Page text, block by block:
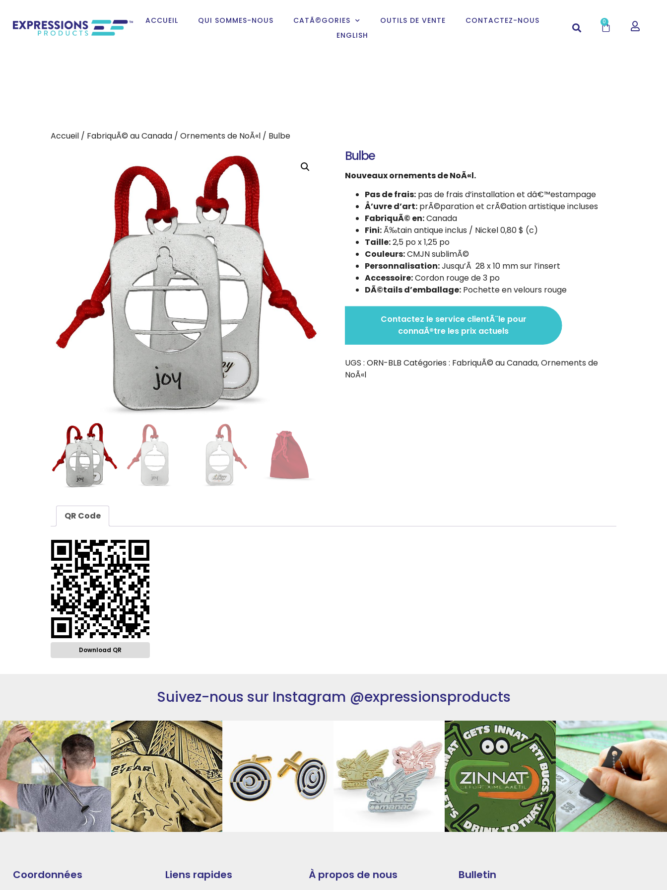
ACCUEIL QUI SOMMES-NOUS CATÃ©GORIES OUTILS DE VENTE
CONTACTEZ-NOUS
ENGLISH
0
Accueil / FabriquÃ© au Canada / Ornements de NoÃ«l / Bulbe
Bulbe
Nouveaux ornements de NoÃ«l.
Pas de frais:pas de frais d’installation et dâ€™estampage
Å’uvre d’art:prÃ©paration et crÃ©ation artistique incluses
FabriquÃ© en:Canada
Fini:Ã‰tain antique inclus / Nickel 0,80 $ (c)
Taille:2,5 po x 1,25 po
Couleurs:CMJN sublimÃ©
Personnalisation:Jusqu’Ã 28 x 10 mm sur l’insert
Accessoire:Cordon rouge de 3 po
DÃ©tails d’emballage:Pochette en velours rouge
Contactez le service clientÃ¨le pour
connaÃ®tre les prix actuels
UGS : ORN-BLB Catégories : FabriquÃ© au Canada,Ornements de
NoÃ«l
QR Code
Download QR
Suivez-nous sur Instagram @expressionsproducts
Coordonnées Liens rapides À propos de nous Bulletin